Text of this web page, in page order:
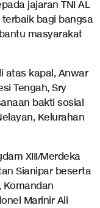
jajaran TNI AL
bagi bangsa
masyarakat
atas kapal, Anwar
Tengah, Sry
bakti sosial
Kelurahan
XIII/Merdeka
Sianipar beserta
Komandan
Marinir Ali